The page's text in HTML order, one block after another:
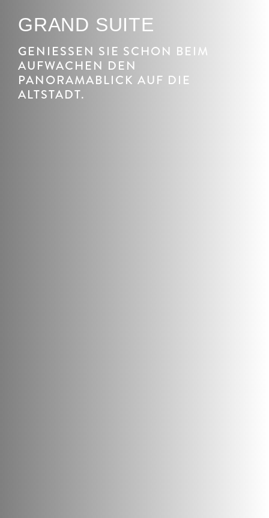
GRAND SUITE
GENIESSEN SIE SCHON BEIM A
UFWACHEN DEN P
ANORAMABLICK AUF DIE A
LTSTADT.